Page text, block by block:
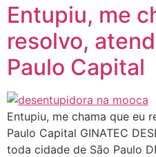
Entupiu, me
resolvo,
Paulo Capital
Entupiu, me chama que eu
Paulo Capital GINATEC
toda cidade de São Paulo